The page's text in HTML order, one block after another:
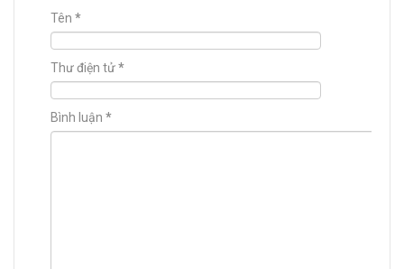
Tên *
Thư điện tử*
Bình luận *